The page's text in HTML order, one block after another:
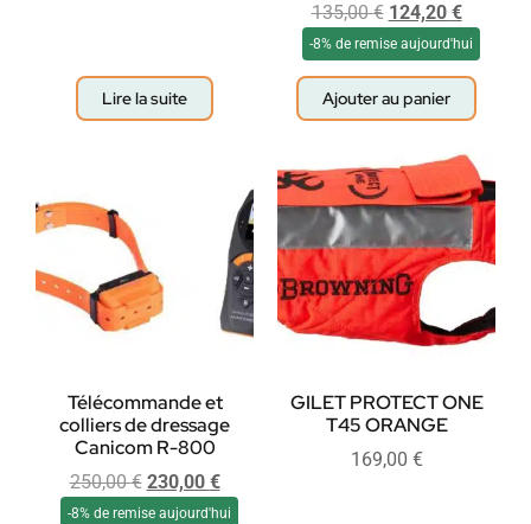
Lire la suite
135,00€ 124,20 €
-8% de remise aujourd'hui
Ajouter au panier
Télécommande et
colliers de dressage
Canicom R-800
250,00€ 230,00 €
-8% de remise aujourd'hui
GILET PROTECT ONE
T45 ORANGE
169,00 €